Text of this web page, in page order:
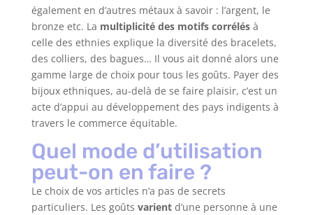
également en d’autres métaux à savoir : l’argent, le
bronze etc. La multiplicité des motifs corrélésà
celle des ethnies explique la diversité des bracelets,
des colliers, des bagues… Il vous ait donné alors une
gamme large de choix pour tous les goûts. Payer des
bijoux ethniques, au-delà de se faire plaisir, c’est un
acte d’appui au développement des pays indigents à
travers le commerce équitable.
Quel mode d’utilisation
peut-on en faire ?
Le choix de vos articles n’a pas de secrets
particuliers. Les goûts varientd’une personne à une